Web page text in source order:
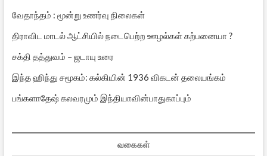
வேதாந்தம் : மூன்று உணர்வு நிலைகள்
திராவிட மாடல் ஆட்சியில் நடைபெற்ற ஊழல்கள் கற்பனையா ?
சக்தி தத்துவம் – ஜடாயு உரை
இந்த ஹிந்து சமூகம்: கல்கியின் 1936 விகடன் தலையங்கம்
பங்களாதேஷ் கலவரமும் இந்தியாவின்பாதுகாப்பும்
வகைகள்